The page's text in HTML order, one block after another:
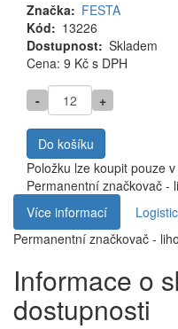
Značka
FESTA
Kód
13226
Dostupnost Skladem
Cena
Cena: 9 Kč s DPH
- +
Do košíku
Položku lze koupit pouze
Permanentní značkovač -
Více informací
Permanentní značkovač -
Informace o
dostupnosti